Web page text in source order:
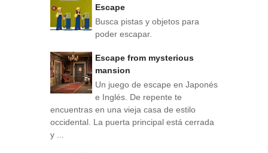
Escape
Busca pistas y objetos para
poder escapar.
Escape from mysterious
mansion
Un juego de escape en Japonés
e Inglés. De repente te
encuentras en una vieja casa de estilo
occidental. La puerta principal está cerrada
y ...